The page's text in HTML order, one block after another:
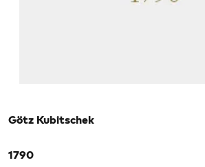
Götz Kubitschek
1790